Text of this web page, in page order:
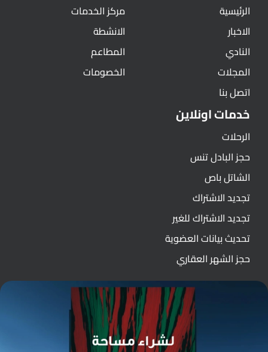
الرئيسية
الاخبار
النادي
المجلات
اتصل بنا
مركز الخدمات
الانشطة
المطاعم
الخصومات
خدمات اونلاين
الرحلات
حجز البادل تنس
الشاتل باص
تجديد الاشتراك
تجديد الاشتراك للغير
تحديث بيانات العضوية
حجز الشهر العقاري